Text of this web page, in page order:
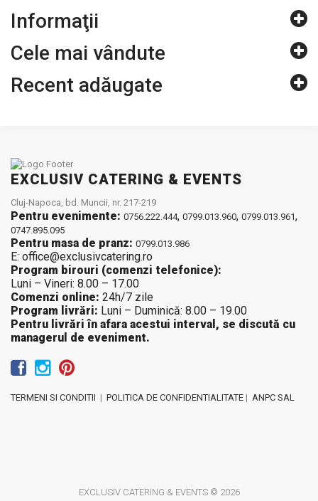
Informaţii
Cele mai vândute
Recent adăugate
EXCLUSIV CATERING & EVENTS
Cluj-Napoca, bd. Muncii, nr. 217-219
Pentru evenimente: 0756.222.444, 0799.013.960, 0799.013.961,
0747.895.095
Pentru masa de pranz: 0799.013.986
E: office@exclusivcatering.ro
Program birouri (comenzi telefonice):
Luni – Vineri: 8.00 – 17.00
Comenzi online: 24h/7 zile
Program livrări: Luni – Duminică: 8.00 – 19.00
Pentru livrări în afara acestui interval, se discută cu
managerul de eveniment.
TERMENI SI CONDITII | POLITICA DE CONFIDENTIALITATE | ANPC SAL
EXCLUSIV CATERING & EVENTS © 2026